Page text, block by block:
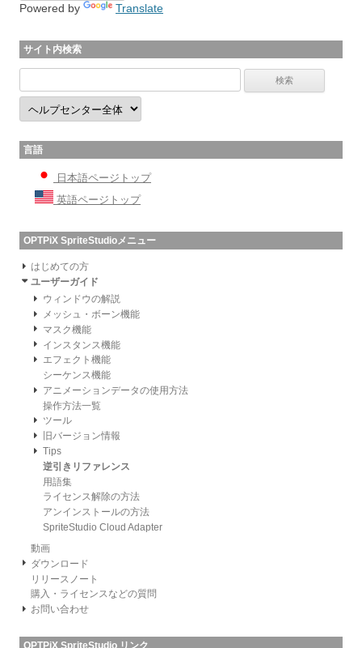
Powered by Translate
サイト内検索
言語
日本語ページトップ
英語ページトップ
OPTPiX SpriteStudioメニュー
はじめての方
ユーザーガイド
ウィンドウの解説
メッシュ・ボーン機能
マスク機能
インスタンス機能
エフェクト機能
シーケンス機能
アニメーションデータの使用方法
操作方法一覧
ツール
旧バージョン情報
Tips
逆引きリファレンス
用語集
ライセンス解除の方法
アンインストールの方法
SpriteStudio Cloud Adapter
動画
ダウンロード
リリースノート
購入・ライセンスなどの質問
お問い合わせ
OPTPiX SpriteStudio リンク